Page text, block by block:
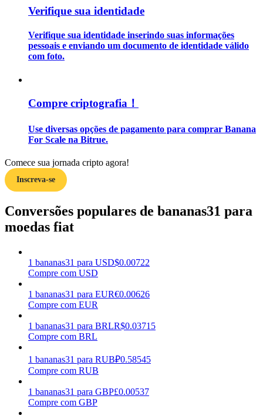
Ganhar
Ganhe recompensas competitivas diariamente
Verifique sua identidade
Verifique sua identidade inserindo suas informações
pessoais e enviando um documento de identidade válido
com foto.
Compre criptografia！
Use diversas opções de pagamento para comprar Banana
For Scale na Bitrue.
Comece sua jornada cripto agora!
Inscreva-se
Conversões populares de bananas31 para
moedas fiat
1 bananas31 para USD$0.00722
Compre com USD
1 bananas31 para EUR€0.00626
Compre com EUR
1 bananas31 para BRLR$0.03715
Compre com BRL
1 bananas31 para RUB₽0.58545
Compre com RUB
1 bananas31 para GBP£0.00537
Compre com GBP